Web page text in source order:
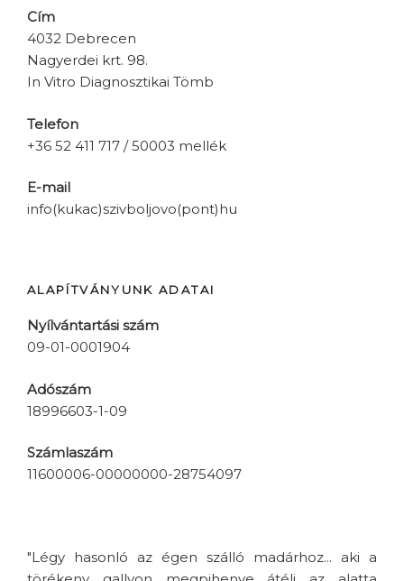
Cím
4032 Debrecen
Nagyerdei krt. 98.
In Vitro Diagnosztikai Tömb
Telefon
+36 52 411 717 / 50003 mellék
E-mail
info(kukac)szivboljovo(pont)hu
ALAPÍTVÁNYUNK ADATAI
Nyílvántartási szám
09-01-0001904
Adószám
18996603-1-09
Számlaszám
11600006-00000000-28754097
"Légy hasonló az égen szálló madárhoz... aki a